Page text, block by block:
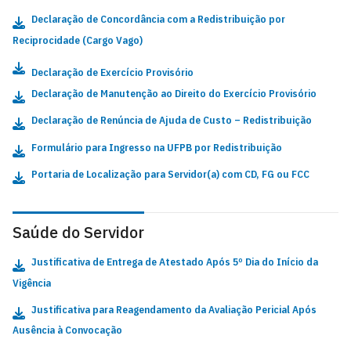
Declaração de Concordância com a Redistribuição por
Reciprocidade (Cargo Vago)
Declaração de Exercício Provisório
Declaração de Manutenção ao Direito do Exercício Provisório
Declaração de Renúncia de Ajuda de Custo – Redistribuição
Formulário para Ingresso na UFPB por Redistribuição
Portaria de Localização para Servidor(a) com CD, FG ou FCC
Saúde do Servidor
Justificativa de Entrega de Atestado Após 5º Dia do Início da
Vigência
Justificativa para Reagendamento da Avaliação Pericial Após
Ausência à Convocação